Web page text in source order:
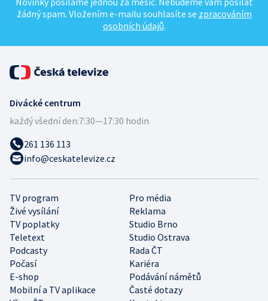
žádný spam. Vložením e-mailu souhlasíte se zpracováním
osobních údajů.